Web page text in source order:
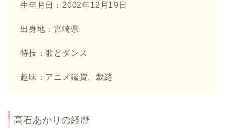
生年月日：2002年12月19日
出身地：宮崎県
特技：歌とダンス
趣味：アニメ鑑賞、裁縫
高石あかりの経歴